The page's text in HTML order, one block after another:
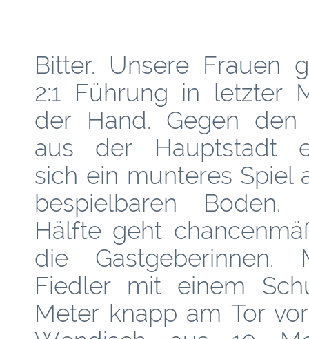
Bitter. Unsere Frauen
2:1 Führung in letzter
der Hand. Gegen den
aus der Hauptstadt
sich ein munteres Spiel
bespielbaren
Hälfte geht
die Gastgeberinnen.
Fiedler mit einem
Meter knapp am Tor